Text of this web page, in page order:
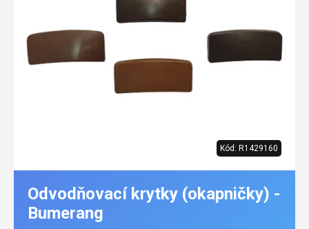
Kód: R1429160
Odvodňovací krytky (okapničky) -
Bumerang